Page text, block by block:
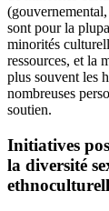
sont pour la
minorités
ressources, et la
plus souvent les
nombreuses
soutien.
Initiatives
la diversité